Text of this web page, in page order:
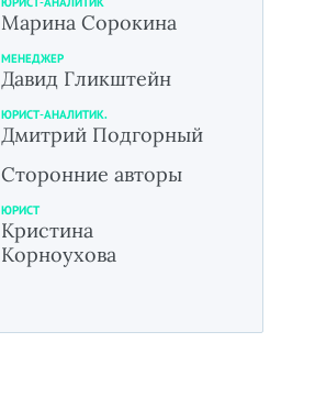
Марина Сорокина
МЕНЕДЖЕР
Давид Гликштейн
ЮРИСТ-АНАЛИТИК.
Дмитрий Подгорный
Сторонние авторы
ЮРИСТ
Кристина
Корноухова